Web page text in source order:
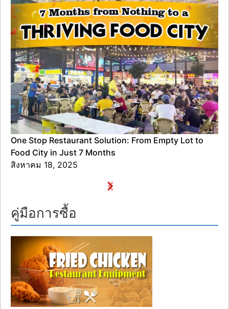
One Stop Restaurant Solution: From Empty Lot to
Food City in Just 7 Months
สิงหาคม 18, 2025
คู่มือการซื้อ